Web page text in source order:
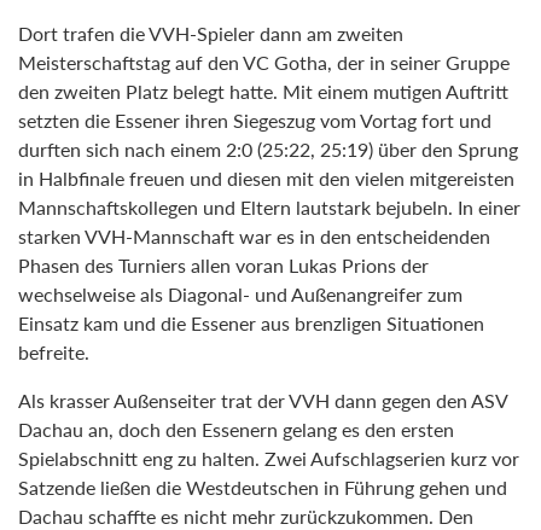
Dort trafen die VVH-Spieler dann am zweiten
Meisterschaftstag auf den VC Gotha, der in seiner Gruppe
den zweiten Platz belegt hatte. Mit einem mutigen Auftritt
setzten die Essener ihren Siegeszug vom Vortag fort und
durften sich nach einem 2:0 (25:22, 25:19) über den Sprung
in Halbfinale freuen und diesen mit den vielen mitgereisten
Mannschaftskollegen und Eltern lautstark bejubeln. In einer
starken VVH-Mannschaft war es in den entscheidenden
Phasen des Turniers allen voran Lukas Prions der
wechselweise als Diagonal- und Außenangreifer zum
Einsatz kam und die Essener aus brenzligen Situationen
befreite.
Als krasser Außenseiter trat der VVH dann gegen den ASV
Dachau an, doch den Essenern gelang es den ersten
Spielabschnitt eng zu halten. Zwei Aufschlagserien kurz vor
Satzende ließen die Westdeutschen in Führung gehen und
Dachau schaffte es nicht mehr zurückzukommen. Den